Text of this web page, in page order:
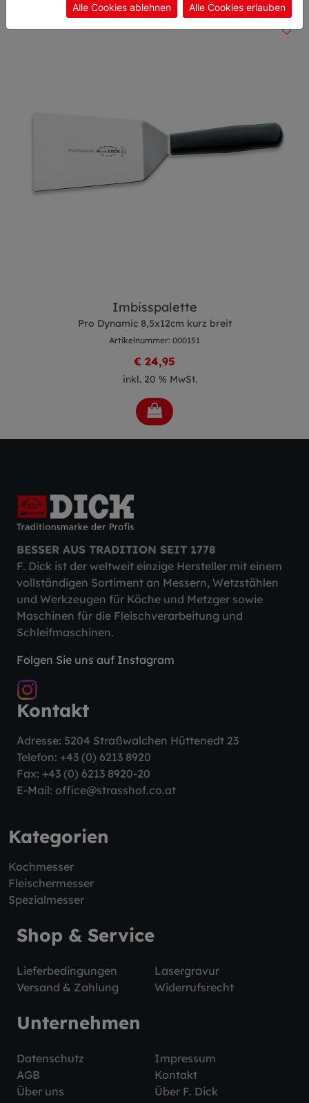
Imbisspalette
Pro Dynamic 8,5x12cm kurz breit
Artikelnummer: 000151
€ 24,95
inkl. 20 % MwSt.
BESSER AUS TRADITION SEIT 1778
F. Dick ist der weltweit einzige Hersteller mit einem
vollständigen Sortiment an Messern, Wetzstählen
und Werkzeugen für Köche und Metzger sowie
Maschinen für die Fleischverarbeitung und
Schleifmaschinen.
Folgen Sie uns auf Instagram
Kontakt
Adresse: 5204 Straßwalchen Hüttenedt 23
Telefon: +43 (0) 6213 8920
Fax: +43 (0) 6213 8920-20
E-Mail: office@strasshof.co.at
Kategorien
Kochmesser
Fleischermesser
Spezialmesser
Shop & Service
Lieferbedingungen
Lasergravur
Versand & Zahlung
Widerrufsrecht
Unternehmen
Datenschutz
Impressum
AGB
Kontakt
Über uns
Über F. Dick
Alle Cookies ablehnen Alle Cookies erlauben